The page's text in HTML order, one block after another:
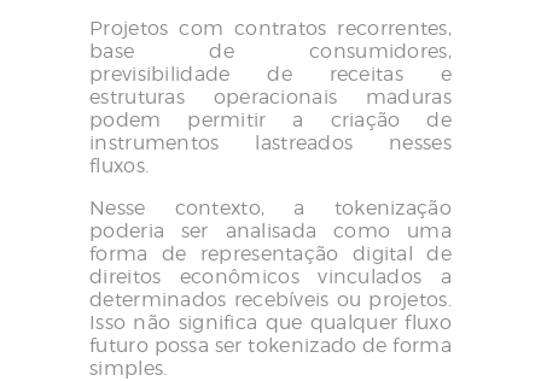
Projetos com contratos recorrentes,
base de consumidores,
previsibilidade de receitas e
estruturas operacionais maduras
podem permitir a criação de
instrumentos lastreados nesses
fluxos.
Nesse contexto, a tokenização
poderia ser analisada como uma
forma de representação digital de
direitos econômicos vinculados a
determinados recebíveis ou projetos.
Isso não significa que qualquer fluxo
futuro possa ser tokenizado de forma
simples.